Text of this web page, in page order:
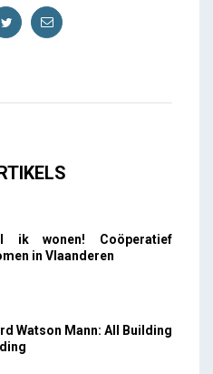
ik wonen! Coöperatief
in Vlaanderen
Watson Mann: All Building